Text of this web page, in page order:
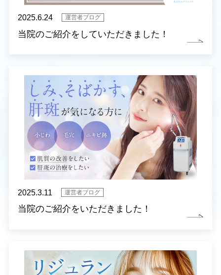
2025.6.24 運営者ブログ
当院のご紹介をしていただきました！
2025.3.11 運営者ブログ
当院のご紹介をいただきました！